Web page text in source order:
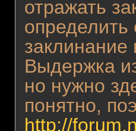
отражать
определить
Выдержка
но нужно
понятно,
http://